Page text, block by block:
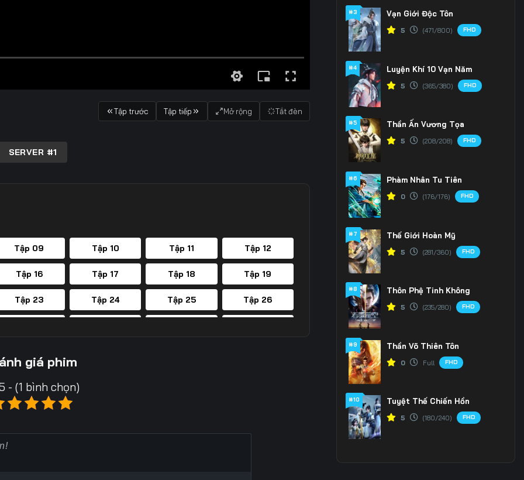
Tập trước Tập tiếp Mở rộng Tắt đèn
SERVER #1
Tập 09 Tập 10 Tập 11 Tập 12
Tập 16 Tập 17 Tập 18 Tập 19
Tập 23 Tập 24 Tập 25 Tập 26
Tập 51
giá phim
- (1 bình chọn)
#3 Vạn Giới Độc Tôn
5 (471/800) FHD
#4 Luyện Khí 10 Vạn Năm
5 (365/380) FHD
#5 Thần Ấn Vương Tọa
5 (208/208) FHD
#6 Phàm Nhân Tu Tiên
0 (176/176) FHD
#7 Thế Giới Hoàn Mỹ
5 (281/360) FHD
#8 Thôn Phệ Tinh Không
5 (235/280) FHD
#9 Thần Võ Thiên Tôn
0 Full FHD
#10 Tuyệt Thế Chiến Hồn
5 (180/240) FHD